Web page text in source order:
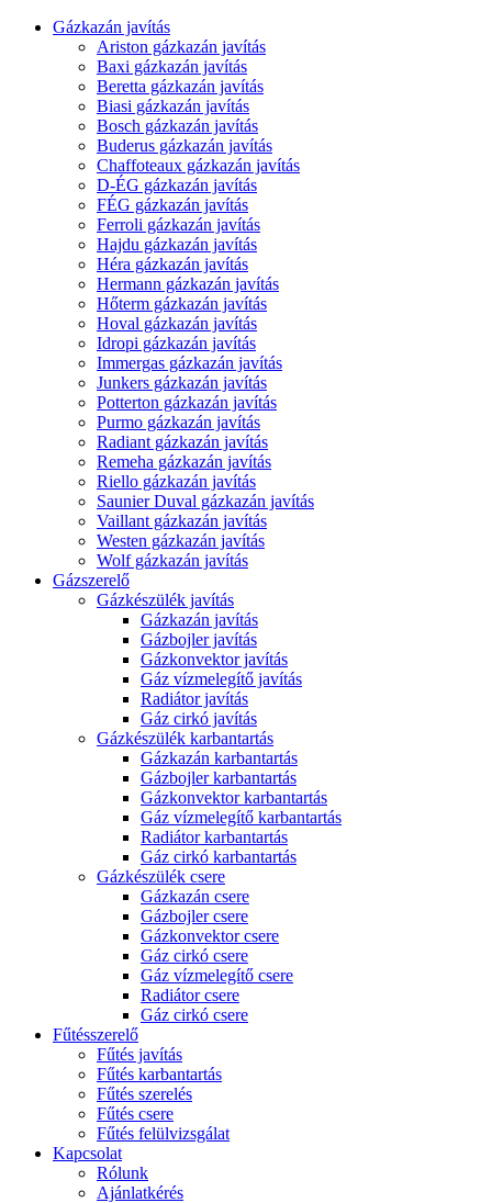
Gázkazán javítás
Ariston gázkazán javítás
Baxi gázkazán javítás
Beretta gázkazán javítás
Biasi gázkazán javítás
Bosch gázkazán javítás
Buderus gázkazán javítás
Chaffoteaux gázkazán javítás
D-ÉG gázkazán javítás
FÉG gázkazán javítás
Ferroli gázkazán javítás
Hajdu gázkazán javítás
Héra gázkazán javítás
Hermann gázkazán javítás
Hőterm gázkazán javítás
Hoval gázkazán javítás
Idropi gázkazán javítás
Immergas gázkazán javítás
Junkers gázkazán javítás
Potterton gázkazán javítás
Purmo gázkazán javítás
Radiant gázkazán javítás
Remeha gázkazán javítás
Riello gázkazán javítás
Saunier Duval gázkazán javítás
Vaillant gázkazán javítás
Westen gázkazán javítás
Wolf gázkazán javítás
Gázszerelő
Gázkészülék javítás
Gázkazán javítás
Gázbojler javítás
Gázkonvektor javítás
Gáz vízmelegítő javítás
Radiátor javítás
Gáz cirkó javítás
Gázkészülék karbantartás
Gázkazán karbantartás
Gázbojler karbantartás
Gázkonvektor karbantartás
Gáz vízmelegítő karbantartás
Radiátor karbantartás
Gáz cirkó karbantartás
Gázkészülék csere
Gázkazán csere
Gázbojler csere
Gázkonvektor csere
Gáz cirkó csere
Gáz vízmelegítő csere
Radiátor csere
Gáz cirkó csere
Fűtésszerelő
Fűtés javítás
Fűtés karbantartás
Fűtés szerelés
Fűtés csere
Fűtés felülvizsgálat
Kapcsolat
Rólunk
Ajánlatkérés